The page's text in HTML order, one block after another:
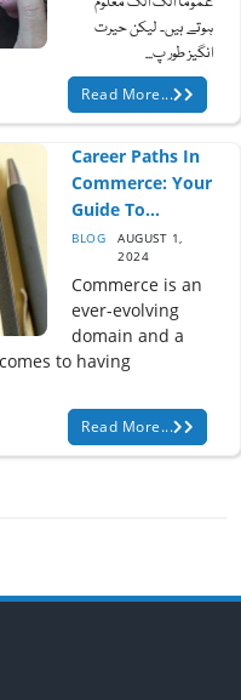
ہوتے ہیں۔ لیکن حیرت
انگیز طور پ...
Read More...
Career Paths In
Commerce: Your
Guide To...
BLOG
AUGUST 1,
2024
Commerce is an
ever-evolving
domain and a
to having
Read More...